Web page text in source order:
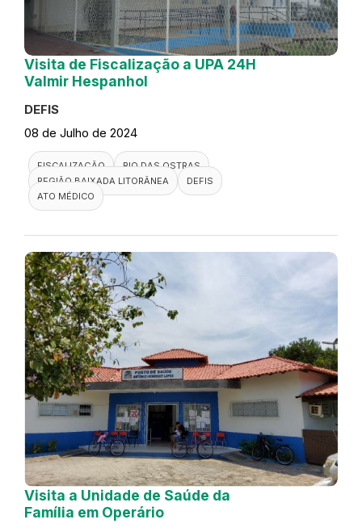
Visita de Fiscalização a UPA 24H
Valmir Hespanhol
DEFIS
08 de Julho de 2024
FISCALIZAÇÃO
RIO DAS OSTRAS
REGIÃO BAIXADA LITORÂNEA
DEFIS
ATO MÉDICO
Visita a Unidade de Saúde da
Família em Operário